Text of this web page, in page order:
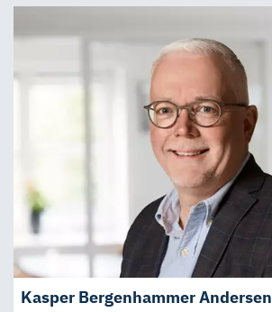
Kasper Bergenhammer Andersen